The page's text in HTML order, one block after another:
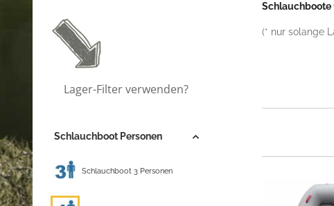
Schlauchboote
(* nur solange
Lager-Filter verwenden?
Schlauchboot Personen
Schlauchboot 3 Personen